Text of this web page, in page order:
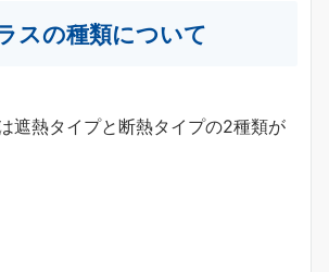
スの種類について
遮熱タイプと断熱タイプの2種類が